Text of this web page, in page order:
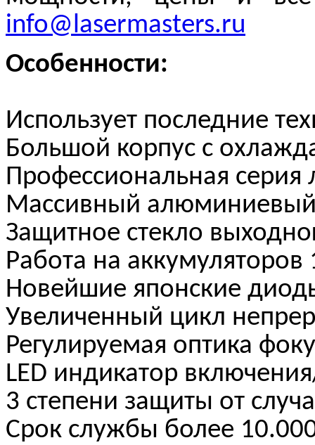
info@lasermasters.ru
Особенности:
Использует последние
Большой корпус с
Профессиональная серия
Массивный алюминиевый
Защитное стекло
Работа на
Новейшие японские
Увеличенный цикл
Регулируемая оптика
LED индикатор
3 степени защиты от
Срок службы более